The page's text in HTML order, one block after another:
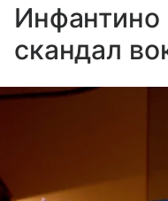
Инфантино
скандал